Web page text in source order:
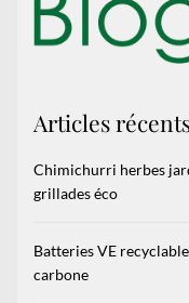
Articles
Chimichurri herbes
grillades éco
Batteries VE
carbone